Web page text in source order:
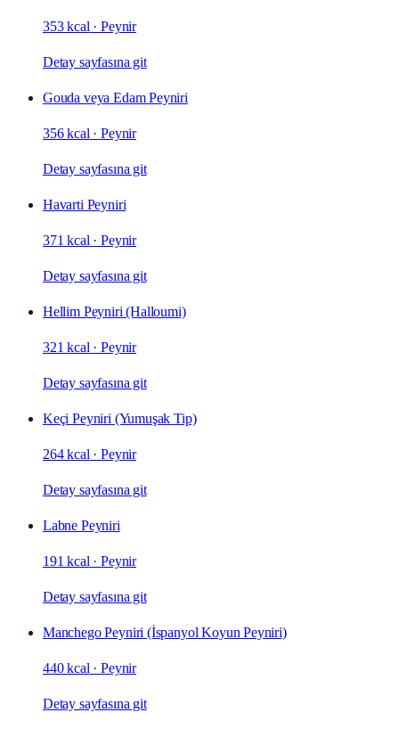
353 kcal ·Peynir
Detay sayfasına git
Gouda veya Edam Peyniri
356 kcal ·Peynir
Detay sayfasına git
Havarti Peyniri
371 kcal ·Peynir
Detay sayfasına git
Hellim Peyniri (Halloumi)
321 kcal ·Peynir
Detay sayfasına git
Keçi Peyniri (Yumuşak Tip)
264 kcal ·Peynir
Detay sayfasına git
Labne Peyniri
191 kcal ·Peynir
Detay sayfasına git
Manchego Peyniri (İspanyol Koyun Peyniri)
440 kcal ·Peynir
Detay sayfasına git